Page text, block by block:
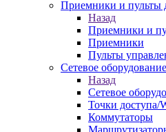
Приемники и пульты
Назад
Приемники и
Приемники
Пульты
Сетевое оборудование
Назад
Сетевое
Точки
Коммутаторы